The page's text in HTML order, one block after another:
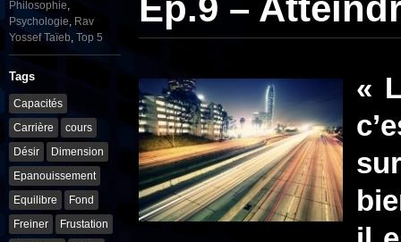
Philosophie,
Psychologie, Rav
Yossef Taïeb, Top 5
Tags
Capacités
Carrière
cours
Désir
Dimension
Epanouissement
Equilibre
Fond
Freiner
Frustation
Ep.9 –
«